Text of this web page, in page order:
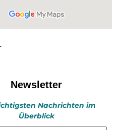
Newsletter
Nachrichten im
Überblick